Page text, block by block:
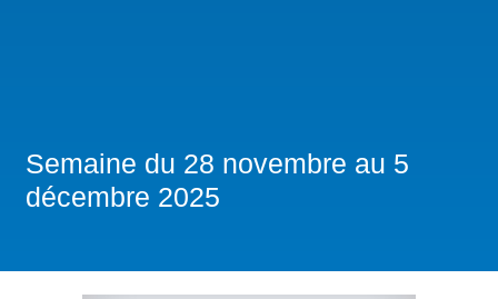
Semaine du 28 novembre au 5
décembre 2025